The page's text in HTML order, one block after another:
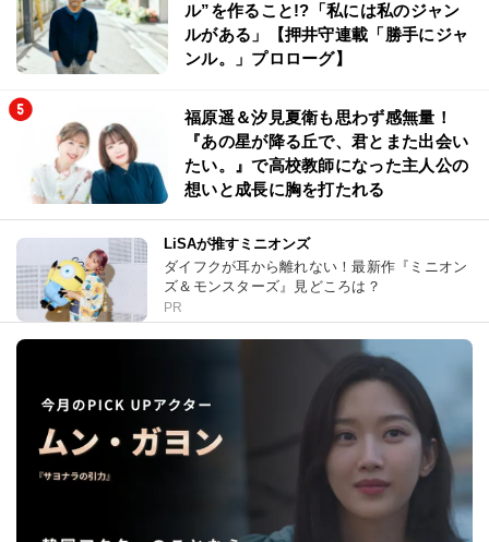
ル”を作ること!?「私には私のジャン
ルがある」【押井守連載「勝手にジャ
ンル。」プロローグ】
福原遥＆汐見夏衛も思わず感無量！
『あの星が降る丘で、君とまた出会い
たい。』で高校教師になった主人公の
想いと成長に胸を打たれる
LiSAが推すミニオンズ
ダイフクが耳から離れない！最新作『ミニオン
ズ＆モンスターズ』見どころは？
PR